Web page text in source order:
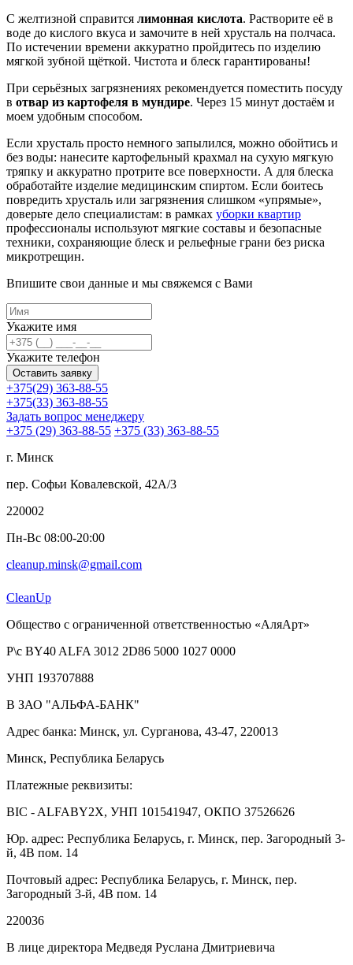
С желтизной справится лимонная кислота. Растворите её в
воде до кислого вкуса и замочите в ней хрусталь на полчаса.
По истечении времени аккуратно пройдитесь по изделию
мягкой зубной щёткой. Чистота и блеск гарантированы!
При серьёзных загрязнениях рекомендуется поместить посуду
в отвар из картофеля в мундире. Через 15 минут достаём и
моем удобным способом.
Если хрусталь просто немного запылился, можно обойтись и
без воды: нанесите картофельный крахмал на сухую мягкую
тряпку и аккуратно протрите все поверхности. А для блеска
обработайте изделие медицинским спиртом. Если боитесь
повредить хрусталь или загрязнения слишком «упрямые»,
доверьте дело специалистам: в рамках уборки квартир
профессионалы используют мягкие составы и безопасные
техники, сохраняющие блеск и рельефные грани без риска
микротрещин.
Впишите свои данные и мы свяжемся с Вами
Укажите имя
Укажите телефон
Оставить заявку
+375(29) 363-88-55
+375(33) 363-88-55
Задать вопрос менеджеру
+375 (29) 363-88-55 +375 (33) 363-88-55
г. Минск
пер. Софьи Ковалевской, 42А/3
220002
Пн-Вс 08:00-20:00
cleanup.minsk@gmail.com
CleanUp
Общество с ограниченной ответственностью «АляАрт»
Р\с BY40 ALFA 3012 2D86 5000 1027 0000
УНП 193707888
В ЗАО "АЛЬФА-БАНК"
Адрес банка: Минск, ул. Сурганова, 43-47, 220013
Минск, Республика Беларусь
Платежные реквизиты:
BIC - ALFABY2X, УНП 101541947, ОКПО 37526626
Юр. адрес: Республика Беларусь, г. Минск, пер. Загородный 3-
й, 4В пом. 14
Почтовый адрес: Республика Беларусь, г. Минск, пер.
Загородный 3-й, 4В пом. 14
220036
В лице директора Медведя Руслана Дмитриевича